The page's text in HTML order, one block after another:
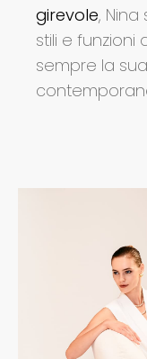
girevole,
stili e
sempre la